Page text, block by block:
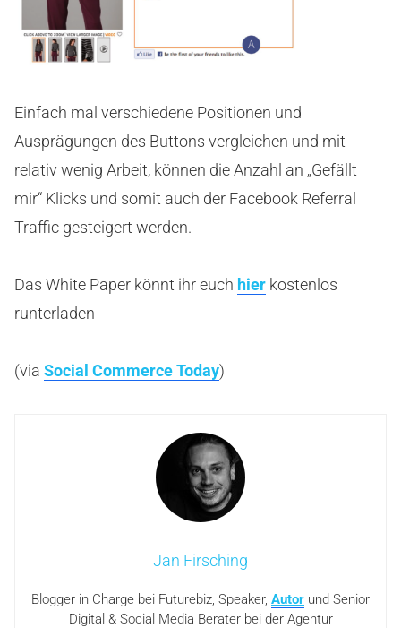
Einfach mal verschiedene Positionen und
Ausprägungen des Buttons vergleichen und mit
relativ wenig Arbeit, können die Anzahl an „Gefällt
mir“ Klicks und somit auch der Facebook Referral
Traffic gesteigert werden.
Das White Paper könnt ihr euch hier kostenlos
runterladen
(via Social Commerce Today)
Jan Firsching
Blogger in Charge bei Futurebiz, Speaker, Autor und Senior
Digital & Social Media Berater bei der Agentur